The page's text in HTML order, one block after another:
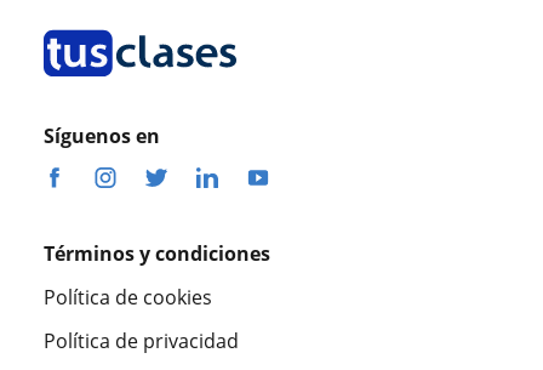
Síguenos en
Términos y condiciones
Política de cookies
Política de privacidad